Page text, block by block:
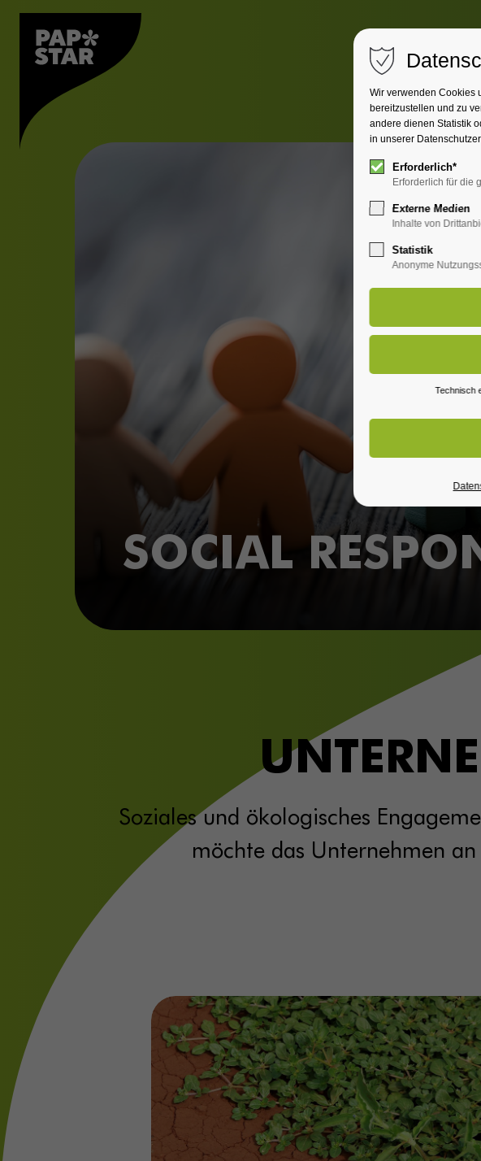
SOCIAL
Soziales und ökologisches
möchte das Unternehmen
Wir verwenden Cookies
bereitzustellen und zu
andere dienen Statistik
in unserer
Erforderlich*
Erforderlich für die
Externe Medien
Inhalte von
Statistik
Anonyme
Technisch